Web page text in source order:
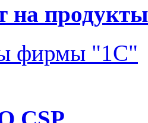
на продукты
фирмы "1С"